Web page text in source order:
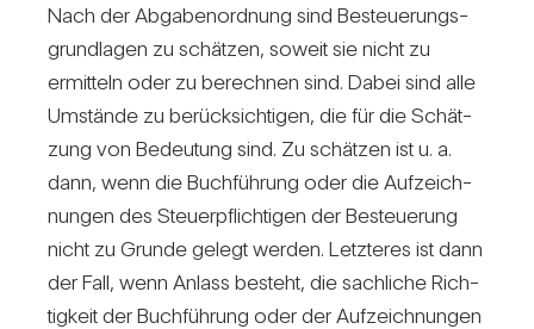
Nach der Abga­ben­ord­nung sind Besteue­rungs­
grund­lagen zu schätzen, soweit sie nicht zu
ermit­teln oder zu berechnen sind. Dabei sind alle
Umstände zu berück­sich­tigen, die für die Schät­
zung von Bedeu­tung sind. Zu schätzen ist u. a.
dann, wenn die Buch­füh­rung oder die Auf­zeich­
nungen des Steu­er­pflich­tigen der Besteue­rung
nicht zu Grunde gelegt werden. Letz­teres ist dann
der Fall, wenn Anlass besteht, die sach­liche Rich­
tig­keit der Buch­füh­rung oder der Auf­zeich­nungen